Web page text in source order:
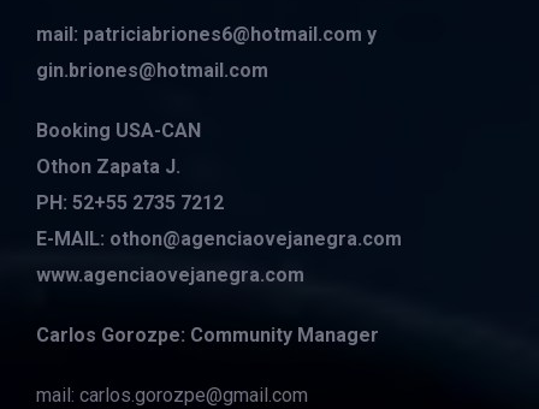
mail: patriciabriones6@hotmail.com y
gin.briones@hotmail.com
Booking USA-CAN
Othon Zapata J.
PH: 52+55 2735 7212
E-MAIL: othon@agenciaovejanegra.com
www.agenciaovejanegra.com
Carlos Gorozpe: Community Manager
mail: carlos.gorozpe@gmail.com